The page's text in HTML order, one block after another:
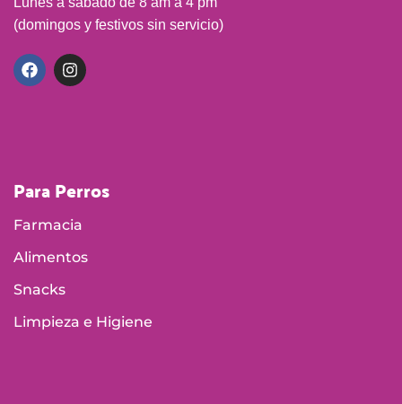
(domingos y festivos sin servicio)
Para Perros
Farmacia
Alimentos
Snacks
Limpieza e Higiene